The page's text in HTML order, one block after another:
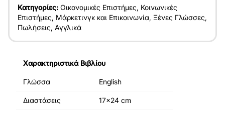
Κατηγορίες: Οικονομικές Επιστήμες, Κοινωνικές
Επιστήμες, Μάρκετινγκ και Επικοινωνία, Ξένες Γλώσσες,
Πωλήσεις, Αγγλικά
Χαρακτηριστικά Βιβλίου
Γλώσσα English
Διαστάσεις 17x24 cm